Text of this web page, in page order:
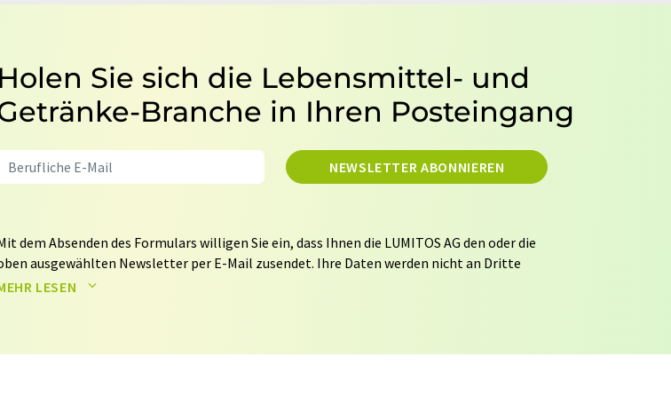
Holen Sie sich die Lebensmittel- und
Branche in Ihren Posteingang
NEWSLETTER ABONNIEREN
dem Absenden des Formulars willigen Sie ein, dass Ihnen die LUMITOS AG den oder die
ausgewählten Newsletter per E-Mail zusendet. Ihre Daten werden nicht an Dritte
Die Speicherung und Verarbeitung Ihrer Daten durch die LUMITOS AG erfolgt
LESEN